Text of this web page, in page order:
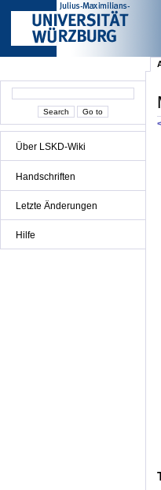
Über LSKD-Wiki
Handschriften
Letzte Änderungen
Hilfe